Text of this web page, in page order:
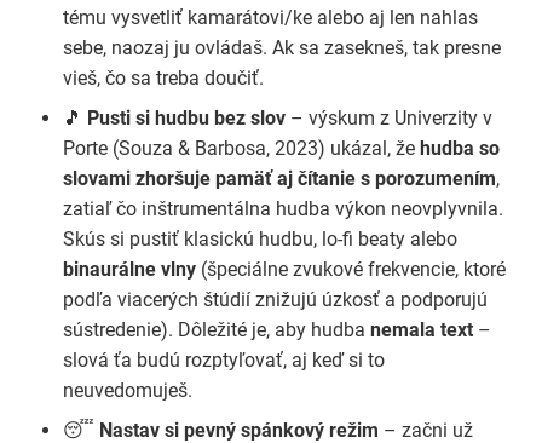
tému vysvetliť kamarátovi/ke alebo aj len nahlas
sebe, naozaj ju ovládaš. Ak sa zasekneš, tak presne
vieš, čo sa treba doučiť.
🎵 Pusti si hudbu bez slov – výskum z Univerzity v
Porte (Souza & Barbosa, 2023) ukázal, že hudba so
slovami zhoršuje pamäť aj čítanie s porozumením,
zatiaľ čo inštrumentálna hudba výkon neovplyvnila.
Skús si pustiť klasickú hudbu, lo-fi beaty alebo
binaurálne vlny (špeciálne zvukové frekvencie, ktoré
podľa viacerých štúdií znižujú úzkosť a podporujú
sústredenie). Dôležité je, aby hudba nemala text –
slová ťa budú rozptyľovať, aj keď si to
neuvedomuješ.
😴 Nastav si pevný spánkový režim – začni už